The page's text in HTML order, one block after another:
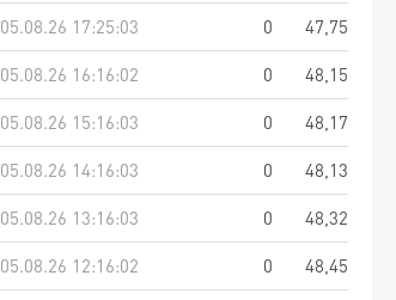
05.08.26 17:25:03
0
47,75
05.08.26 16:16:02
0
48,15
05.08.26 15:16:03
0
48,17
05.08.26 14:16:03
0
48,13
05.08.26 13:16:03
0
48,32
05.08.26 12:16:02
0
48,45